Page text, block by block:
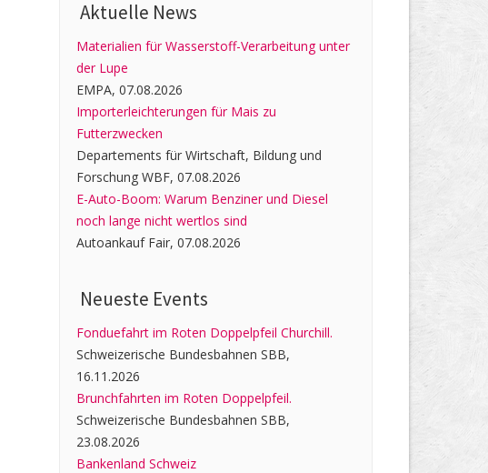
Aktuelle News
Materialien für Wasserstoff-Verarbeitung unter
der Lupe
EMPA, 07.08.2026
Importerleichterungen für Mais zu
Futterzwecken
Departements für Wirtschaft, Bildung und
Forschung WBF, 07.08.2026
E-Auto-Boom: Warum Benziner und Diesel
noch lange nicht wertlos sind
Autoankauf Fair, 07.08.2026
Neueste Events
Fonduefahrt im Roten Doppelpfeil Churchill.
Schweizerische Bundesbahnen SBB,
16.11.2026
Brunchfahrten im Roten Doppelpfeil.
Schweizerische Bundesbahnen SBB,
23.08.2026
Bankenland Schweiz